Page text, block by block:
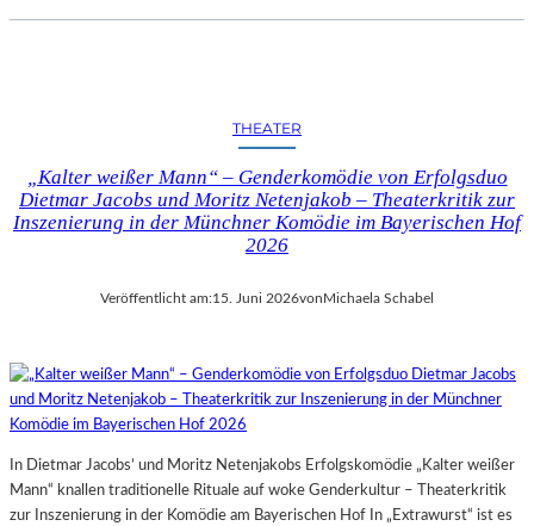
THEATER
„Kalter weißer Mann“ – Genderkomödie von Erfolgsduo
Dietmar Jacobs und Moritz Netenjakob – Theaterkritik zur
Inszenierung in der Münchner Komödie im Bayerischen Hof
2026
Veröffentlicht am:15. Juni 2026vonMichaela Schabel
In Dietmar Jacobs’ und Moritz Netenjakobs Erfolgskomödie „Kalter weißer
Mann“ knallen traditionelle Rituale auf woke Genderkultur – Theaterkritik
zur Inszenierung in der Komödie am Bayerischen Hof In „Extrawurst“ ist es